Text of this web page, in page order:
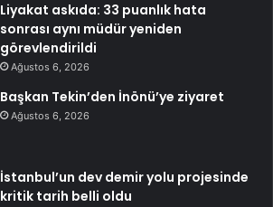
Liyakat askıda: 33 puanlık hata
sonrası aynı müdür yeniden
görevlendirildi
Ağustos 6, 2026
Başkan Tekin’den İnönü’ye ziyaret
Ağustos 6, 2026
İstanbul’un dev demir yolu projesinde
kritik tarih belli oldu